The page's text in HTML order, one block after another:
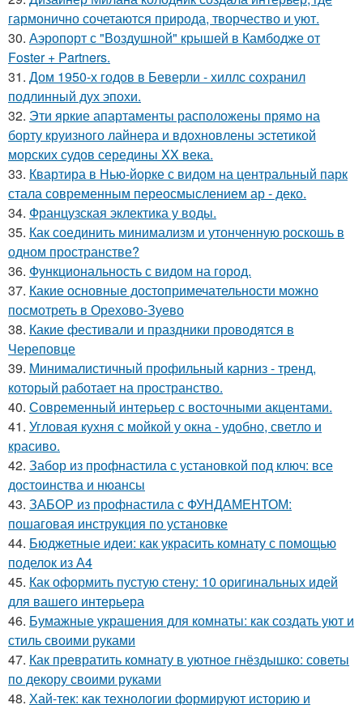
гармонично сочетаются природа, творчество и уют.
30. Аэропорт с "Воздушной" крышей в Камбодже от
Foster + Partners.
31. Дом 1950-х годов в Беверли - хиллс сохранил
подлинный дух эпохи.
32. Эти яркие апартаменты расположены прямо на
борту круизного лайнера и вдохновлены эстетикой
морских судов середины XX века.
33. Квартира в Нью-йорке с видом на центральный парк
стала современным переосмыслением ар - деко.
34. Французская эклектика у воды.
35. Как соединить минимализм и утонченную роскошь в
одном пространстве?
36. Функциональность с видом на город.
37. Какие основные достопримечательности можно
посмотреть в Орехово-Зуево
38. Какие фестивали и праздники проводятся в
Череповце
39. Минималистичный профильный карниз - тренд,
который работает на пространство.
40. Современный интерьер с восточными акцентами.
41. Угловая кухня с мойкой у окна - удобно, светло и
красиво.
42. Забор из профнастила с установкой под ключ: все
достоинства и нюансы
43. ЗАБОР из профнастила с ФУНДАМЕНТОМ:
пошаговая инструкция по установке
44. Бюджетные идеи: как украсить комнату с помощью
поделок из А4
45. Как оформить пустую стену: 10 оригинальных идей
для вашего интерьера
46. Бумажные украшения для комнаты: как создать уют и
стиль своими руками
47. Как превратить комнату в уютное гнёздышко: советы
по декору своими руками
48. Хай-тек: как технологии формируют историю и